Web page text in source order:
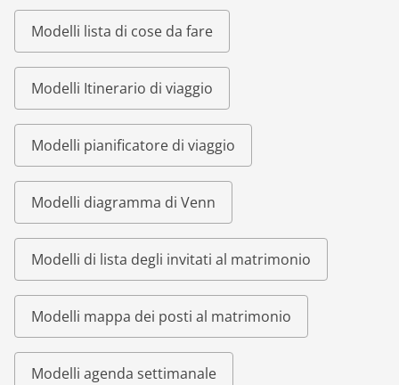
Modelli lista di cose da fare
Modelli Itinerario di viaggio
Modelli pianificatore di viaggio
Modelli diagramma di Venn
Modelli di lista degli invitati al matrimonio
Modelli mappa dei posti al matrimonio
Modelli agenda settimanale